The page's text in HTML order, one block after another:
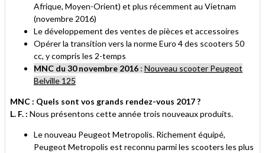
Afrique, Moyen-Orient) et plus récemment au Vietnam
(novembre 2016)
Le développement des ventes de pièces et accessoires
Opérer la transition vers la norme Euro 4 des scooters 50
cc, y compris les 2-temps
MNC du 30 novembre 2016 : Nouveau scooter Peugeot
Belville 125
MNC : Quels sont vos grands rendez-vous 2017 ?
L. F. : Nous présentons cette année trois nouveaux produits.
Le nouveau Peugeot Metropolis. Richement équipé,
Peugeot Metropolis est reconnu parmi les scooters les plus